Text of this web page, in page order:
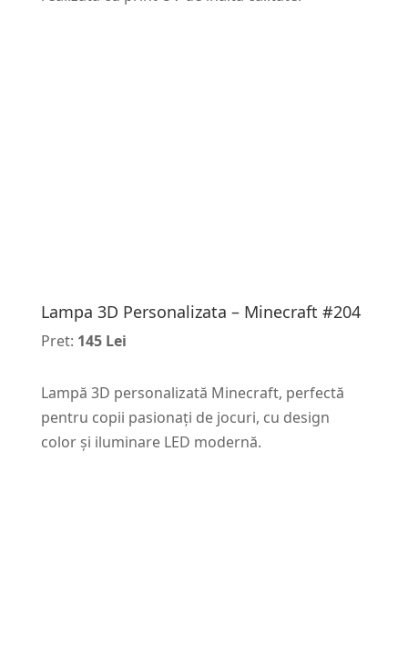
Lampa 3D Personalizata – Minecraft #204
Pret: 145 Lei
Lampă 3D personalizată Minecraft, perfectă
pentru copii pasionați de jocuri, cu design
color și iluminare LED modernă.